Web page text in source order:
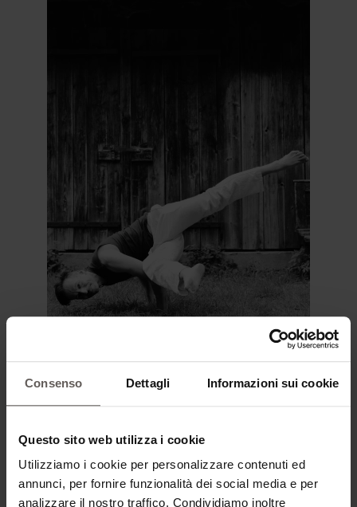
Consenso Dettagli Informazioni sui cookie
Questo sito web utilizza i cookie
Utilizziamo i cookie per personalizzare contenuti ed
annunci, per fornire funzionalità dei social media e per
analizzare il nostro traffico. Condividiamo inoltre